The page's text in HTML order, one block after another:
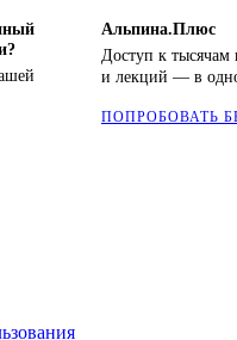
Альпина.Плюс
Доступ к тысячам
и лекций — в
ПОПРОБОВАТЬ